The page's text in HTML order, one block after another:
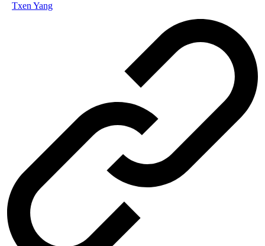
Txen Yang